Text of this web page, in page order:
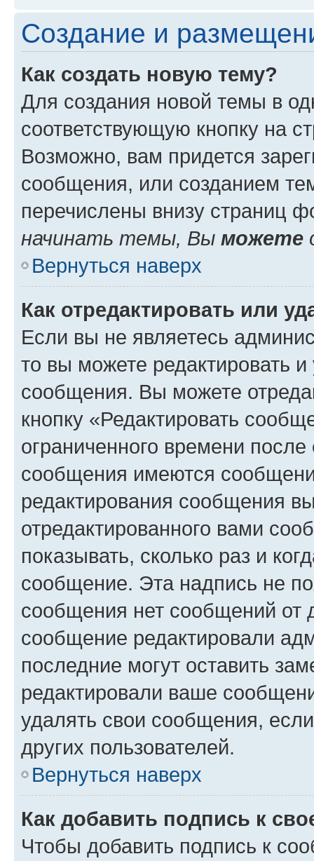
Создание и
Как создать новую тему?
Для создания новой темы в
соответствующую кнопку на
Возможно, вам придется
сообщения, или созданием
перечислены внизу страниц
начинать темы, Вы можете
Вернуться наверх
Как отредактировать или
Если вы не являетесь
то вы можете редактировать
сообщения. Вы можете
кнопку «Редактировать
ограниченного времени
сообщения имеются
редактирования сообщения
отредактированного вами
показывать, сколько раз и
сообщение. Эта надпись не
сообщения нет сообщений от
сообщение редактировали
последние могут оставить
редактировали ваше
удалять свои сообщения,
других пользователей.
Вернуться наверх
Как добавить подпись к
Чтобы добавить подпись к